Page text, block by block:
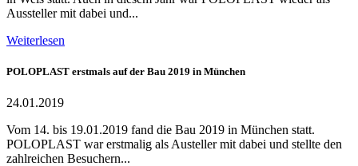
Aussteller mit dabei und...
Weiterlesen
POLOPLAST erstmals auf der Bau 2019 in München
24.01.2019
Vom 14. bis 19.01.2019 fand die Bau 2019 in München statt.
POLOPLAST war erstmalig als Austeller mit dabei und stellte den
zahlreichen Besuchern...